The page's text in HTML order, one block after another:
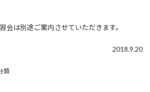
会は別途ご案内させていただきます。
2018.9.20
類